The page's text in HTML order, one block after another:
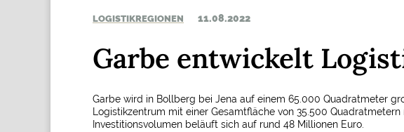
LOGISTIKREGIONEN 11.08.2022
Garbe entwickelt
Garbe wird in Bollberg bei Jena auf einem 65.000 Quadratmeter
Logistikzentrum mit einer Gesamtfläche von 35.500 Quadratmetern
Investitionsvolumen beläuft sich auf rund 48 Millionen Euro.